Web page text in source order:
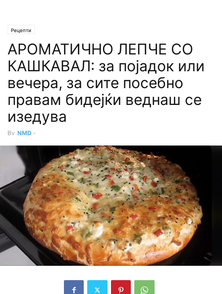
Рецепти
АРОМАТИЧНО ЛЕПЧЕ СО
КАШКАВАЛ: за појадок или
вечера, за сите посебно
правам бидејќи веднаш се
изедува
By NMD -